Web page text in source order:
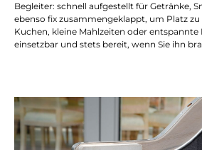
Begleiter: schnell aufgestellt für Getränke,
ebenso fix zusammengeklappt, um Platz
Kuchen, kleine Mahlzeiten oder entspannte
einsetzbar und stets bereit, wenn Sie ihn